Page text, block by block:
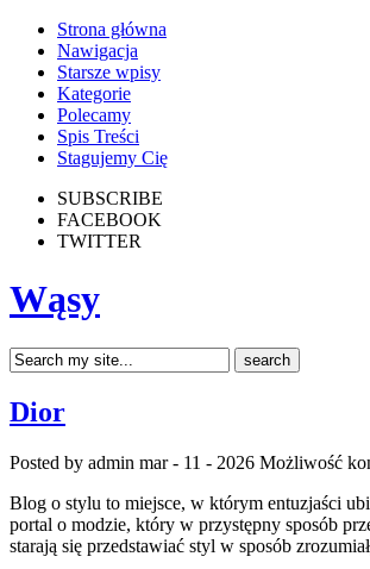
Strona główna
Nawigacja
Starsze wpisy
Kategorie
Polecamy
Spis Treści
Stagujemy Cię
SUBSCRIBE
FACEBOOK
TWITTER
Wąsy
Dior
Posted by admin mar - 11 - 2026 Możliwość
Blog o stylu to miejsce, w którym entuzjaści
portal o modzie, który w przystępny sposób
starają się przedstawiać styl w sposób